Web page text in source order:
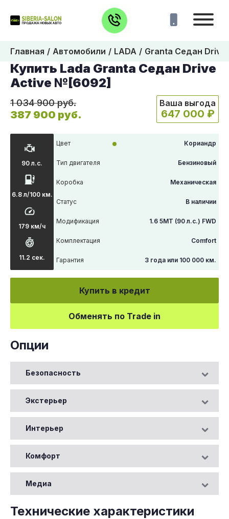
Главная Автомобили LADA Granta Седан Drive
Купить Lada Granta Седан Drive
Active №[6092]
1 034 900 руб.
387 900 руб.
Ваша выгода
647 000 ₽
90 л.с.
6.8 л/100 км.
179 км/ч
11.2 сек.
Цвет Кориандр
Тип двигателя Бензиновый
Коробка Механическая
Статус В наличии
Модификация 1.6 5MT (90 л.с.) FWD
Комплектация Comfort
Гарантия 3 года или 100 000 км.
Купить в кредит
Обменять по Trade in
Опции
Безопасность
Экстерьер
Интерьер
Комфорт
Медиа
Технические характеристики